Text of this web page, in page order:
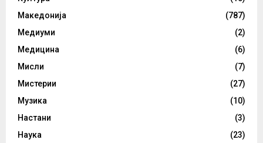
Македонија
(787)
Медиуми
(2)
Медицина
(6)
Мисли
(7)
Мистерии
(27)
Музика
(10)
Настани
(3)
Наука
(23)